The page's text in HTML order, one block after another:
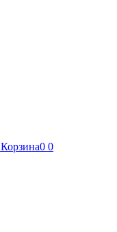
Корзина0 0